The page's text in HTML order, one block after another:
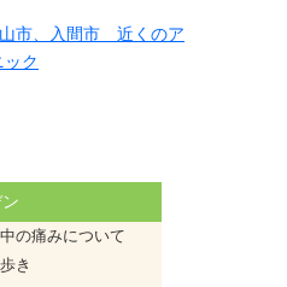
市、入間市 近くのア
ク
の痛みについて
き